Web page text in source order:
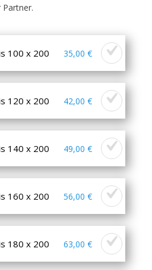
100 x 200 35,00 €
120 x 200 42,00 €
140 x 200 49,00 €
160 x 200 56,00 €
180 x 200 63,00 €